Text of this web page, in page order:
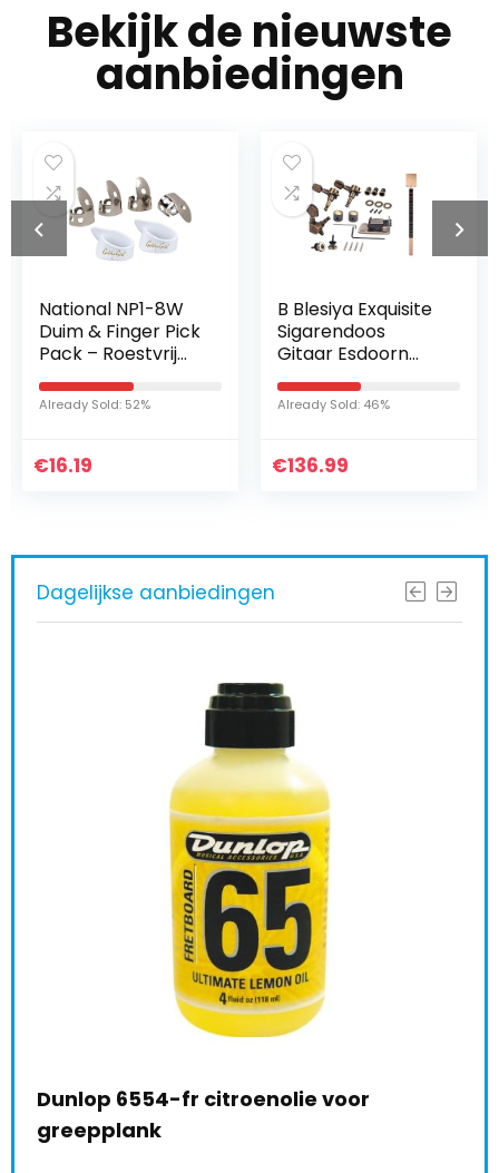
Bekijk de nieuwste
aanbiedingen
National NP1-8W
Duim & Finger Pick
Pack – Roestvrij
staal/Wit – Groot
Already Sold: 52%
€16.19
B Blesiya Exquisite
Sigarendoos
Gitaar Esdoorn
Hals met Legering
Brug 1R2L Tuning
Pegs Strap Lock
Knoppen…
Already Sold: 46%
€136.99
Dagelijkse aanbiedingen
Dunlop 6554-fr citroenolie voor
greepplank